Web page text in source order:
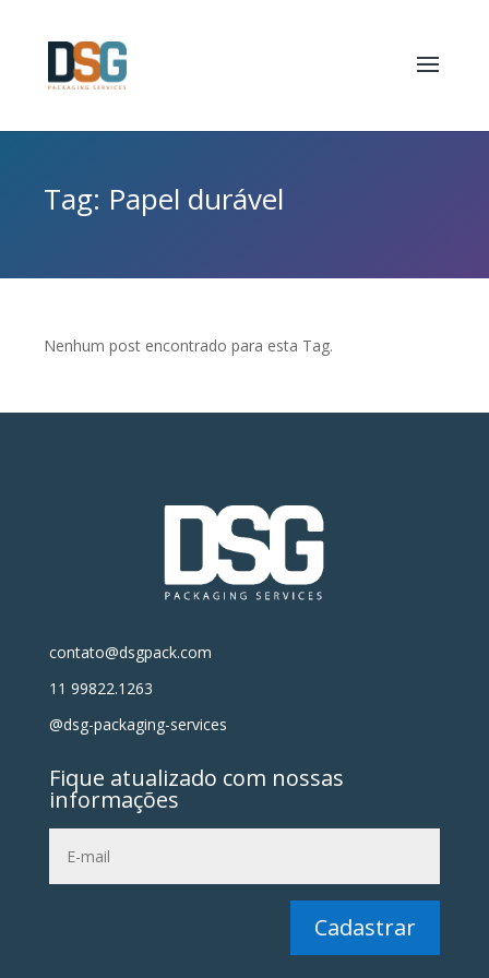
Tag: Papel durável
Nenhum post encontrado para esta Tag.
contato@dsgpack.com
11 99822.1263
@dsg-packaging-services
Fique atualizado com nossas
informações
Cadastrar